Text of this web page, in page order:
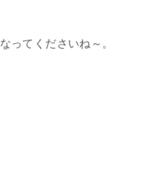
ってくださいね～。